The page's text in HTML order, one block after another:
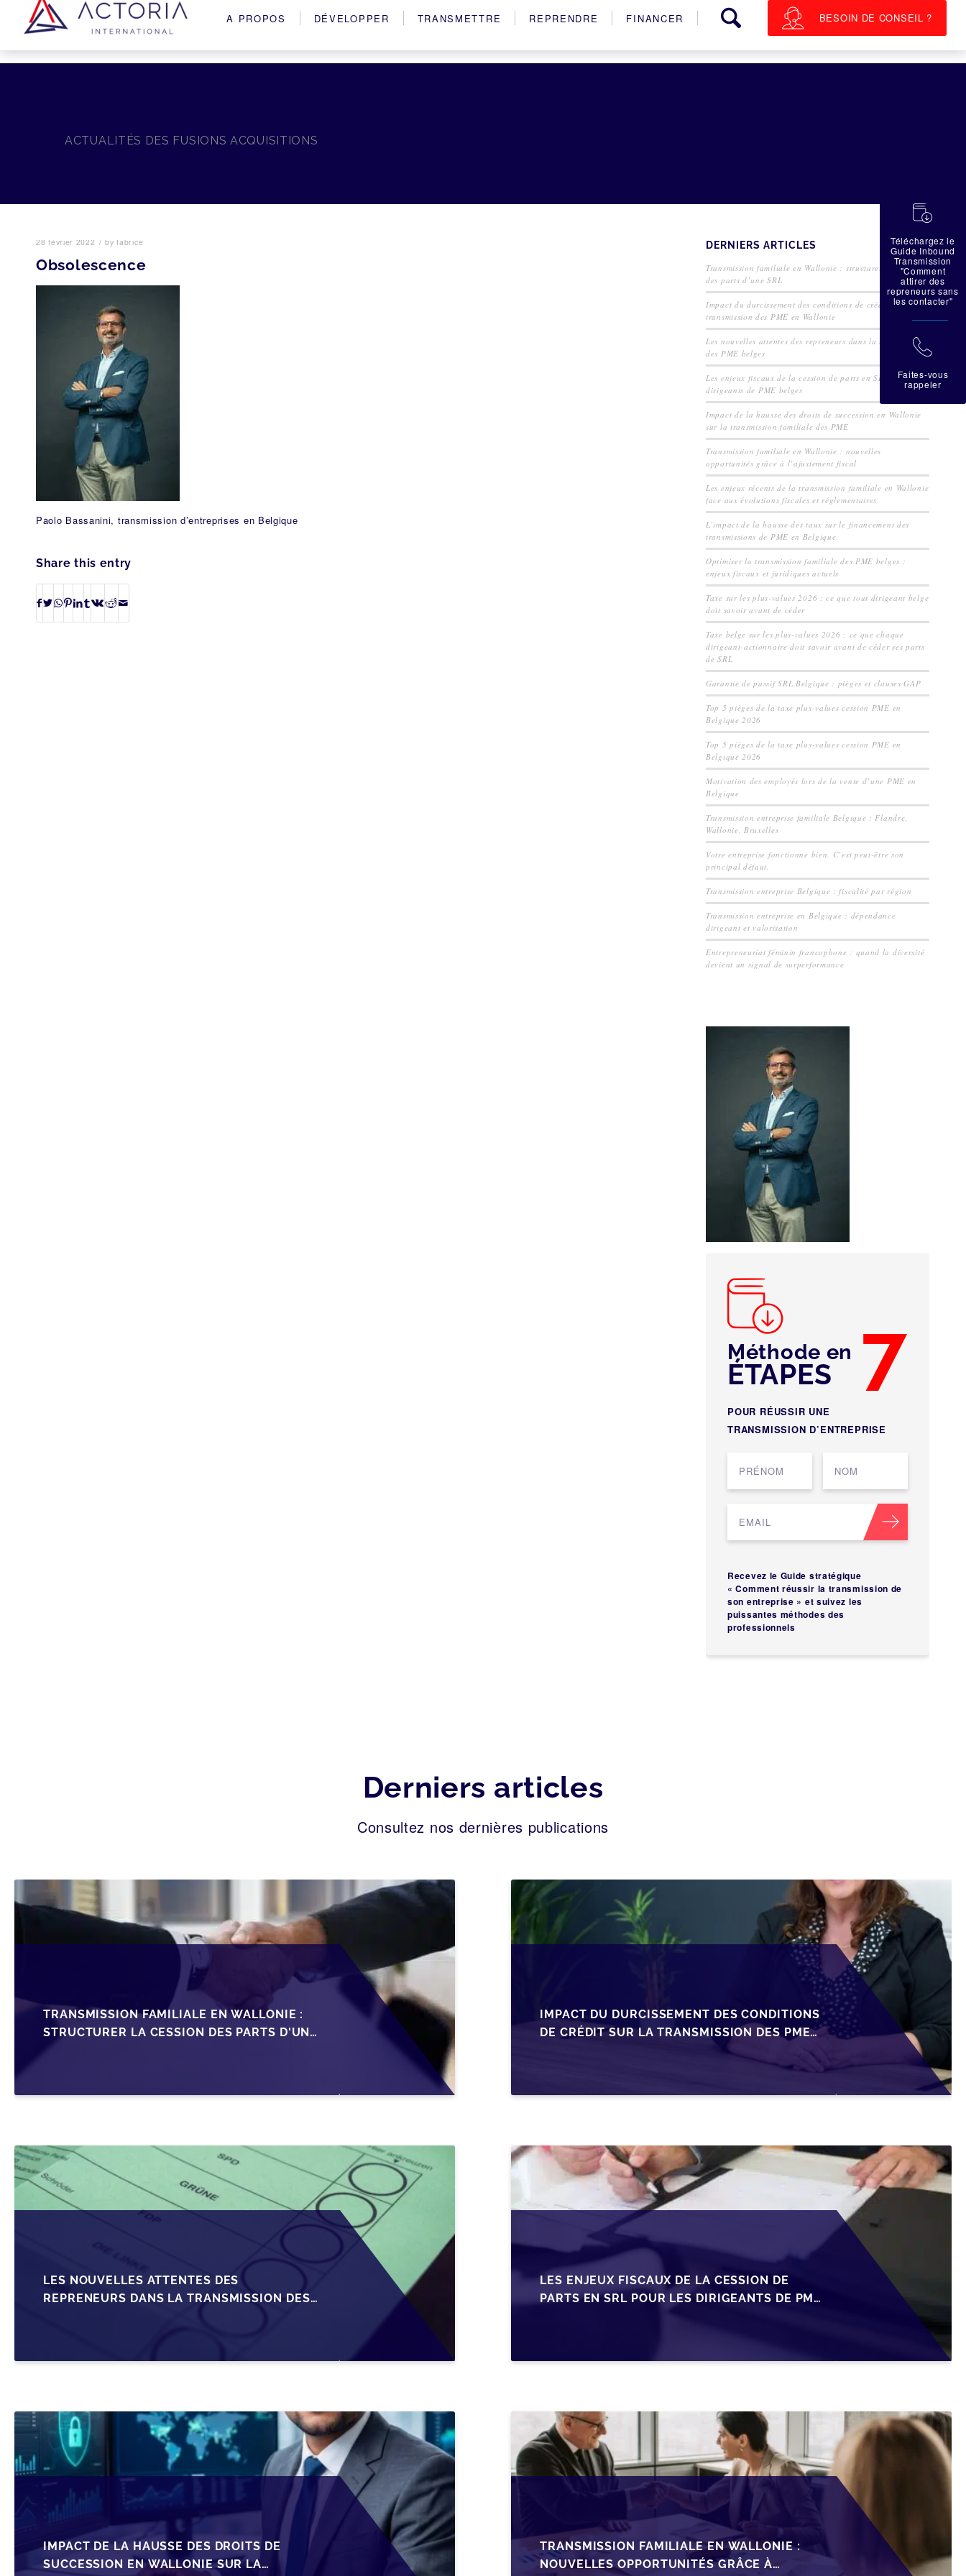
A PROPOS DÉVELOPPER TRANSMETTRE REPRENDRE FINANCER BESOIN DE CONSEIL ?
ACTUALITÉS DES FUSIONS ACQUISITIONS
28 février 2022 / byfabrice
Obsolescence
Paolo Bassanini, transmission d’entreprises en Belgique
Share this entry
DERNIERS ARTICLES
Transmission familiale en Wallonie : structurer la cession
des parts d’une SRL
Impact du durcissement des conditions de crédit sur la
transmission des PME en Wallonie
Les nouvelles attentes des repreneurs dans la transmission
des PME belges
Les enjeux fiscaux de la cession de parts en SRL pour les
dirigeants de PME belges
Impact de la hausse des droits de succession en Wallonie
sur la transmission familiale des PME
Transmission familiale en Wallonie : nouvelles
opportunités grâce à l’ajustement fiscal
Les enjeux récents de la transmission familiale en Wallonie
face aux évolutions fiscales et réglementaires
L’impact de la hausse des taux sur le financement des
transmissions de PME en Belgique
Optimiser la transmission familiale des PME belges :
enjeux fiscaux et juridiques actuels
Taxe sur les plus-values 2026 : ce que tout dirigeant belge
doit savoir avant de céder
Taxe belge sur les plus-values 2026 : ce que chaque
dirigeant-actionnaire doit savoir avant de céder ses parts
de SRL
Garantie de passif SRL Belgique : pièges et clauses GAP
Top 5 pièges de la taxe plus-values cession PME en
Belgique 2026
Top 5 pièges de la taxe plus-values cession PME en
Belgique 2026
Motivation des employés lors de la vente d’une PME en
Belgique
Transmission entreprise familiale Belgique : Flandre,
Wallonie, Bruxelles
Votre entreprise fonctionne bien. C’est peut-être son
principal défaut.
Transmission entreprise Belgique : fiscalité par région
Transmission entreprise en Belgique : dépendance
dirigeant et valorisation
Entrepreneuriat féminin francophone : quand la diversité
devient un signal de surperformance
Méthode en 7
ÉTAPES
POUR RÉUSSIR UNE
TRANSMISSION D’ENTREPRISE
Recevez le Guide stratégique
« Comment réussir la transmission de
son entreprise » et suivez les
puissantes méthodes des
professionnels
Derniers articles
Consultez nos dernières publications
TRANSMISSION FAMILIALE EN WALLONIE :
STRUCTURER LA CESSION DES PARTS D'UNE
SRL
IMPACT DU DURCISSEMENT DES CONDITIONS
DE CRÉDIT SUR LA TRANSMISSION DES PME
LES NOUVELLES ATTENTES DES
REPRENEURS DANS LA TRANSMISSION DES
LES ENJEUX FISCAUX DE LA CESSION DE
PARTS EN SRL POUR LES DIRIGEANTS DE PME
IMPACT DE LA HAUSSE DES DROITS DE
SUCCESSION EN WALLONIE SUR LA
TRANSMISSION FAMILIALE EN WALLONIE :
NOUVELLES OPPORTUNITÉS GRÂCE À
蠟
Téléchargez le
Guide Inbound
Transmission
"Comment
attirer des
repreneurs sans
les contacter"
拉
Faites-vous
rappeler